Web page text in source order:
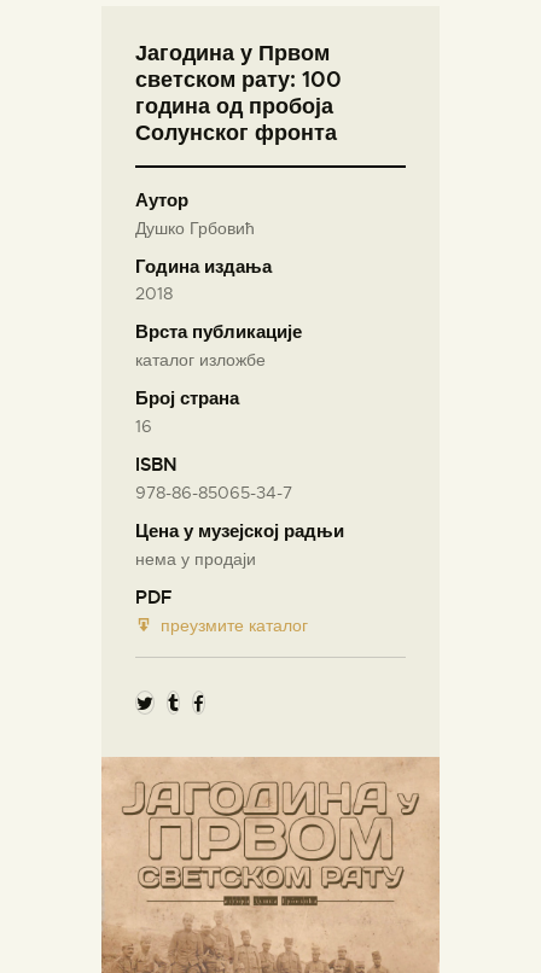
Јагодина у Првом
светском рату: 100
година од пробоја
Солунског фронта
Аутор
Душко Грбовић
Година издања
2018
Врста публикације
каталог изложбе
Број страна
16
ISBN
978-86-85065-34-7
Цена у музејској радњи
нема у продаји
PDF
преузмите каталог